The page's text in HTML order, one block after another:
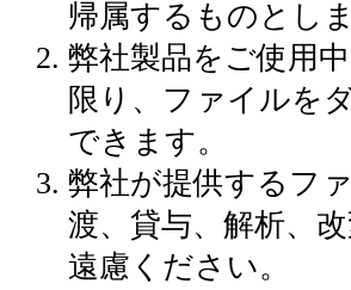
帰属するものとし
弊社製品をご使用
限り、ファイルを
できます。
弊社が提供するフ
渡、貸与、解析、
遠慮ください。